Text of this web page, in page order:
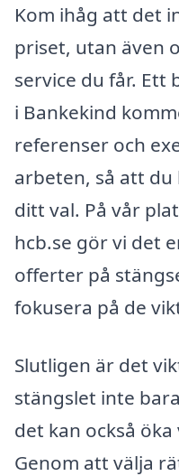
Kom ihåg att det
priset, utan även
service du får. Ett
i Bankekind
referenser och
arbeten, så att
ditt val. På vår
hcb.se gör vi det
offerter på
fokusera på de
Slutligen är det
stängslet inte
det kan också
Genom att välja